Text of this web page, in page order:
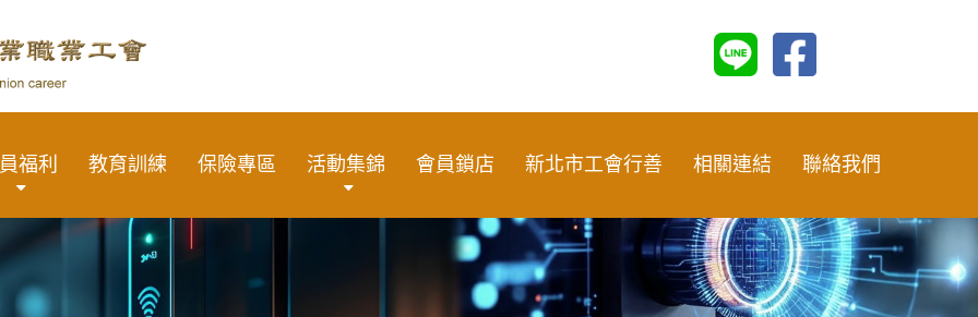
福利 教育訓練 保險專區 活動集錦 會員鎖店 新北市工會行善 相關連結 聯絡我們